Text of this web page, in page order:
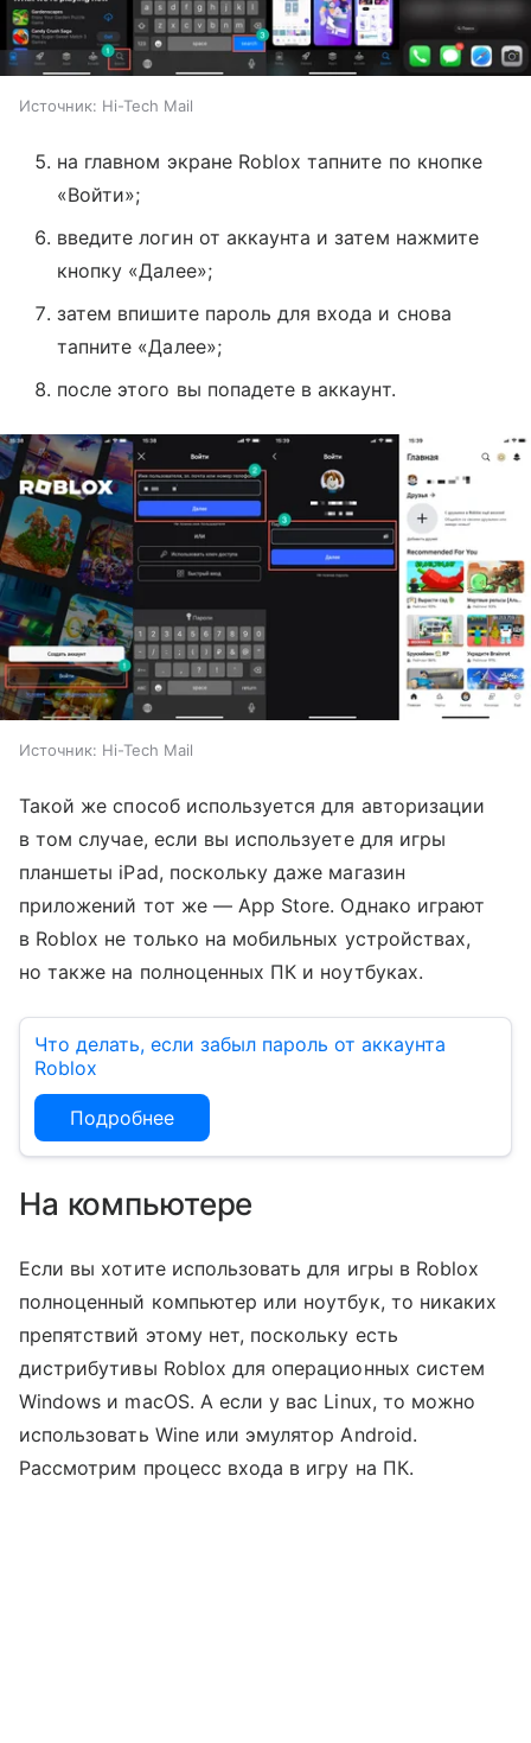
Источник: Hi-Tech Mail
на главном экране Roblox тапните по кнопке
«Войти»;
введите логин от аккаунта и затем нажмите
кнопку «Далее»;
затем впишите пароль для входа и снова
тапните «Далее»;
после этого вы попадете в аккаунт.
Источник: Hi-Tech Mail
Такой же способ используется для авторизации
в том случае, если вы используете для игры
планшеты iPad, поскольку даже магазин
приложений тот же — App Store. Однако играют
в Roblox не только на мобильных устройствах,
но также на полноценных ПК и ноутбуках.
Что делать, если забыл пароль от аккаунта
Roblox
Подробнее
На компьютере
Если вы хотите использовать для игры в Roblox
полноценный компьютер или ноутбук, то никаких
препятствий этому нет, поскольку есть
дистрибутивы Roblox для операционных систем
Windows и macOS. А если у вас Linux, то можно
использовать Wine или эмулятор Android.
Рассмотрим процесс входа в игру на ПК.